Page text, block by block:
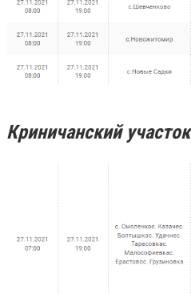
Криничанский участок